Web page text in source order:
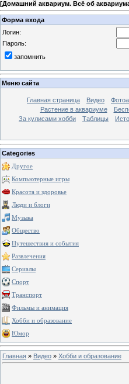
[Домашний аквариум. Всё об
Форма входа
Логин:
Пароль:
запомнить
Меню сайта
Главная страница Видео
Растение в аквариуме
За кулисами хобби
Таблицы
Categories
Другое
Компьютерные игры
Красота и здоровье
Люди и блоги
Музыка
Общество
Путешествия и события
Развлечения
Сериалы
Спорт
Транспорт
Фильмы и анимация
Хобби и образование
Юмор
Главная » Видео » Хобби и образование